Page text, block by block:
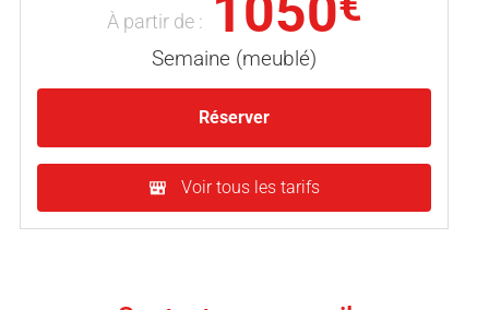
À partir de : 1050
Semaine (meublé)
Réserver
Voir tous les tarifs